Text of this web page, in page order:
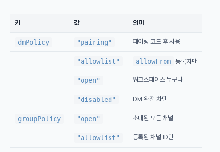
키 값 의미
dmPolicy "pairing" 페어링 코드 후 사용
"allowlist" allowFrom 등록자만
"open" 워크스페이스 누구나
"disabled" DM 완전 차단
groupPolicy "open" 초대된 모든 채널
"allowlist" 등록된 채널 ID만